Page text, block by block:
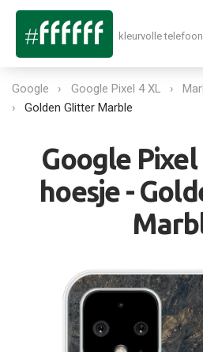
kleurvolle
Google Google Pixel 4 XL
Golden Glitter Marble
Google Pixel
hoesje -